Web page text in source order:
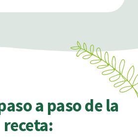
a paso de la
receta: